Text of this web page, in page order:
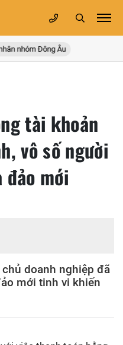
nhóm Đông Âu
tài khoản
vô số người
mới
doanh nghiệp đã
mới tinh vi khiến